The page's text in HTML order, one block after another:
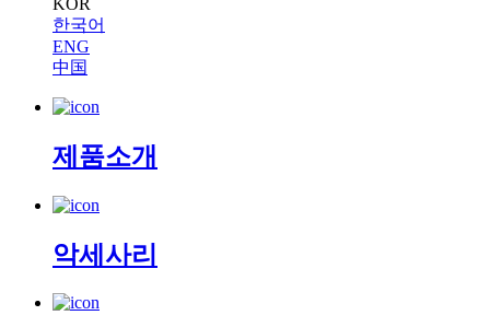
한국어
ENG
中国
제품소개
악세사리